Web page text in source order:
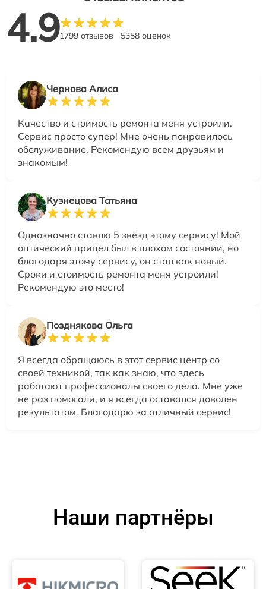
4.91799 отзывов 5358 оценок
Чернова Алиса
Качество и стоимость ремонта меня устроили.
Сервис просто супер! Мне очень понравилось
обслуживание. Рекомендую всем друзьям и
знакомым!
Кузнецова Татьяна
Однозначно ставлю 5 звёзд этому сервису! Мой
оптический прицел был в плохом состоянии, но
благодаря этому сервису, он стал как новый.
Сроки и стоимость ремонта меня устроили!
Рекомендую это место!
Позднякова Ольга
Я всегда обращаюсь в этот сервис центр со
своей техникой, так как знаю, что здесь
работают профессионалы своего дела. Мне уже
не раз помогали, и я всегда оставался доволен
результатом. Благодарю за отличный сервис!
Наши партнёры